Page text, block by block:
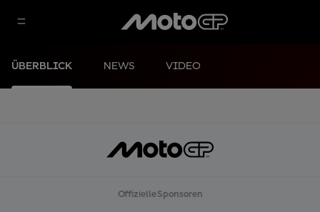
ÜBERBLICK NEWS VIDEO
Offizielle Sponsoren